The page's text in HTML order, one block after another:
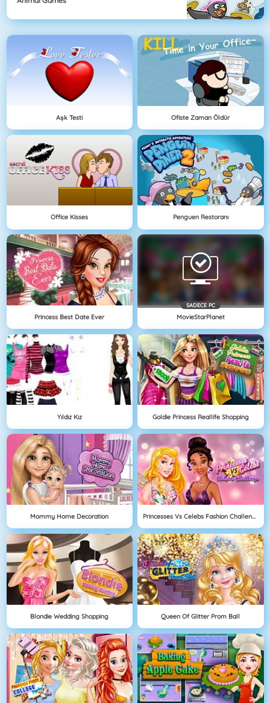
Aşk Testi Ofiste Zaman Öldür
Office Kisses Penguen Restoranı
Princess Best Date Ever
SADECE PC
MovieStarPlanet
Yıldız Kız Goldie Princess Reallife Shopping
Mommy Home Decoration Princesses Vs Celebs Fashion Challenge
Blondie Wedding Shopping Queen Of Glitter Prom Ball